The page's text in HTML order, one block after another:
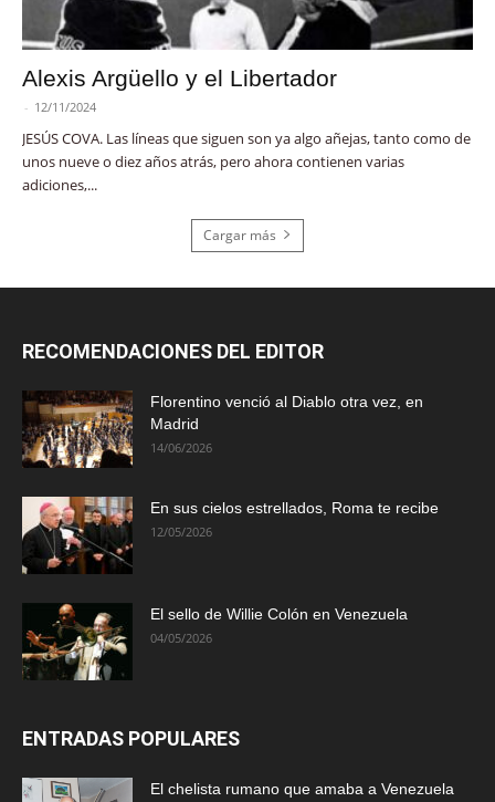
Alexis Argüello y el Libertador
- 12/11/2024
JESÚS COVA. Las líneas que siguen son ya algo añejas, tanto como de
unos nueve o diez años atrás, pero ahora contienen varias
adiciones,...
Cargar más
RECOMENDACIONES DEL EDITOR
Florentino venció al Diablo otra vez, en
Madrid
14/06/2026
En sus cielos estrellados, Roma te recibe
12/05/2026
El sello de Willie Colón en Venezuela
04/05/2026
ENTRADAS POPULARES
El chelista rumano que amaba a Venezuela